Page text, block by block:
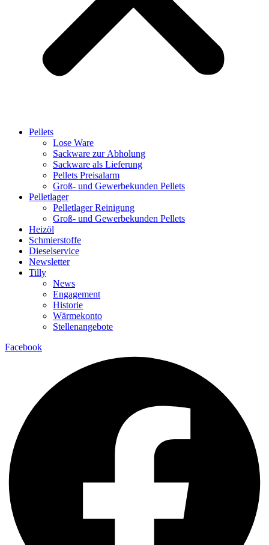
Pellets
Lose Ware
Sackware zur Abholung
Sackware als Lieferung
Pellets Preisalarm
Groß- und Gewerbekunden Pellets
Pelletlager
Pelletlager Reinigung
Groß- und Gewerbekunden Pellets
Heizöl
Schmierstoffe
Dieselservice
Newsletter
Tilly
News
Engagement
Historie
Wärmekonto
Stellenangebote
Facebook